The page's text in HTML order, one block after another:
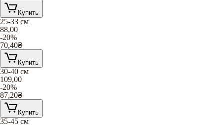
Купить
25-33 см
88,00
-20%
70,40₴
Купить
30-40 cм
109,00
-20%
87,20₴
Купить
35-45 см